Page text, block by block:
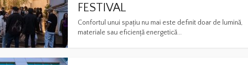
FESTIVAL
Confortul unui spațiu nu mai este definit doar de lumină,
materiale sau eficiență energetică...